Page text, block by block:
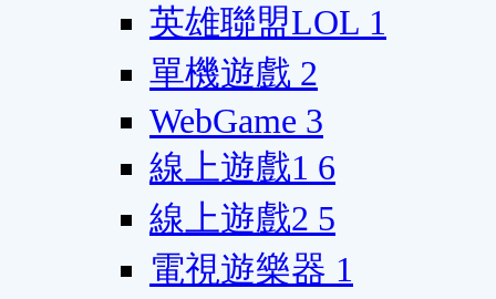
英雄聯盟LOL 1
單機遊戲 2
WebGame 3
線上遊戲1 6
線上遊戲2 5
電視遊樂器 1